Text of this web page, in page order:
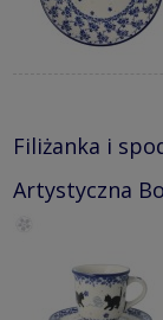
Filiżanka i
Artystyczna